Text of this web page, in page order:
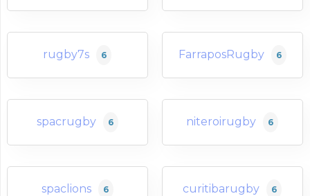
rugby7s 6 FarraposRugby 6
spacrugby 6 niteroirugby 6
spaclions 6 curitibarugby 6